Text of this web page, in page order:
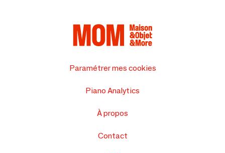
Paramétrer mes cookies
Piano Analytics
À propos
Contact